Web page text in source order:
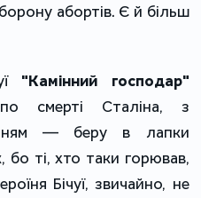
абортів. Є й більш
"Камінний господар"
смерті Сталіна, з
— беру в лапки
бо ті, хто таки горював,
Бічуї, звичайно, не